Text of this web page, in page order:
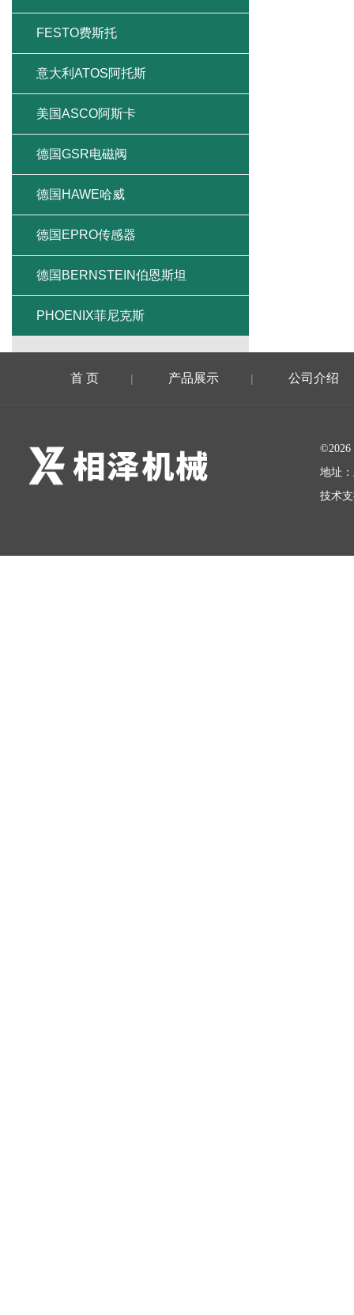
FESTO费斯托
意大利ATOS阿托斯
美国ASCO阿斯卡
德国GSR电磁阀
德国HAWE哈威
德国EPRO传感器
德国BERNSTEIN伯恩斯坦
PHOENIX菲尼克斯
首 页 | 产品展示 | 公司介绍
地址
技术